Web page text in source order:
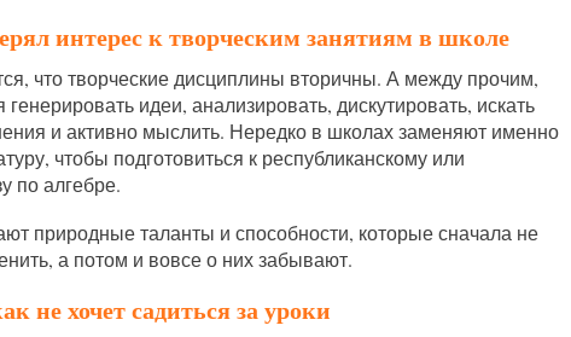
интерес к творческим занятиям в школе
что творческие дисциплины вторичны. А между прочим,
идеи, анализировать, дискутировать, искать
и активно мыслить. Нередко в школах заменяют именно
чтобы подготовиться к республиканскому или
по алгебре.
природные таланты и способности, которые сначала не
а потом и вовсе о них забывают.
не хочет садиться за уроки